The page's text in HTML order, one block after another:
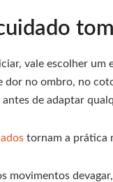
vale escolher um
dor no ombro, no
de adaptar
tornam a prática
movimentos